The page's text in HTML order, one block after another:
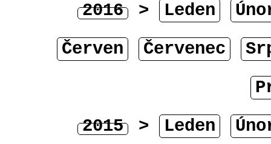
2016 > Leden
Červen
Červenec
2015 > Leden